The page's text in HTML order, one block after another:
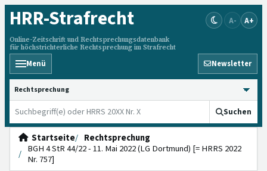
HRR-Strafrecht
Online-Zeitschrift und Rechtsprechungsdatenbank
für höchstrichterliche Rechtsprechung im Strafrecht
A- A+
Menü Newsletter
HRRS durchsuchen
Suchen
Startseite
Rechtsprechung
BGH 4 StR 44/22 - 11. Mai 2022 (LG Dortmund) [= HRRS 2022
Nr. 757]